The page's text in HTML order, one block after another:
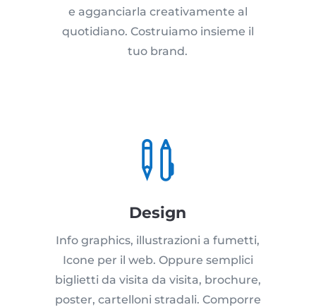
e agganciarla creativamente al
quotidiano. Costruiamo insieme il
tuo brand.

Design
Info graphics, illustrazioni a fumetti,
Icone per il web. Oppure semplici
biglietti da visita da visita, brochure,
poster, cartelloni stradali. Comporre